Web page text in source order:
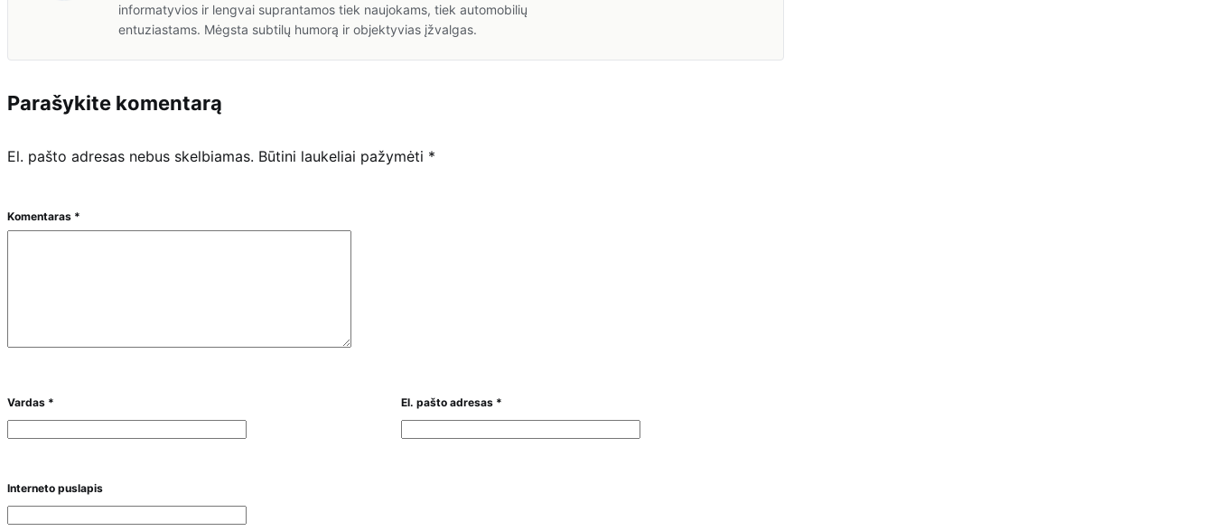
informatyvios ir lengvai suprantamos tiek naujokams, tiek automobilių
entuziastams. Mėgsta subtilų humorą ir objektyvias įžvalgas.
Parašykite komentarą
El. pašto adresas nebus skelbiamas. Būtini laukeliai pažymėti *
Komentaras *
Vardas * El. pašto adresas *
Interneto puslapis